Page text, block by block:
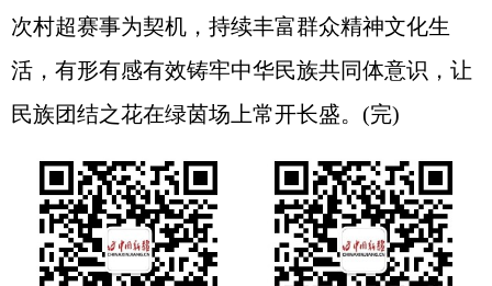
次村超赛事为契机，持续丰富群众精神文化生
活，有形有感有效铸牢中华民族共同体意识，让
民族团结之花在绿茵场上常开长盛。(完)